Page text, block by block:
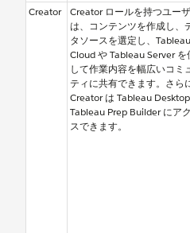
Creator
Creator ロールを持つユー
は、コンテンツを作成し、
タソースを選定し、Tableau
Cloud や Tableau Server を
して作業内容を幅広いコミ
ティに共有できます。さらに
Creator は Tableau Desktop
Tableau Prep Builder にア
スできます。